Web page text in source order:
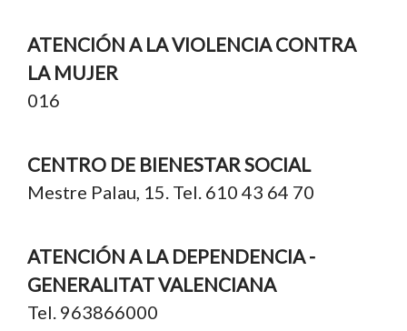
ATENCIÓN A LA VIOLENCIA CONTRA
LA MUJER
016
CENTRO DE BIENESTAR SOCIAL
Mestre Palau, 15. Tel. 610 43 64 70
ATENCIÓN A LA DEPENDENCIA -
GENERALITAT VALENCIANA
Tel. 963866000